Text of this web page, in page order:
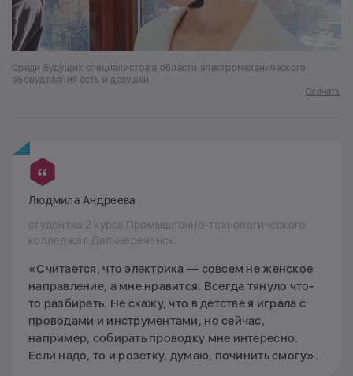
Среди будущих специалистов в области электромеханического
оборудования есть и девушки
Скачать
Людмила Андреева
студентка 2 курса Промышленно-технологического
колледжа г.Дальнереченск.
«Считается, что электрика — совсем не женское
направление, а мне нравится. Всегда тянуло что-
то разбирать. Не скажу, что в детстве я играла с
проводами и инструментами, но сейчас,
например, собирать проводку мне интересно.
Если надо, то и розетку, думаю, починить смогу».